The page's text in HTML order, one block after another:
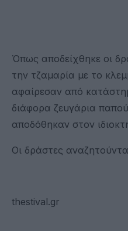
Όπως αποδείχθηκε οι
την τζαμαρία με το
αφαίρεσαν από
διάφορα ζευγάρια
αποδόθηκαν στον
Οι δράστες
thestival.gr